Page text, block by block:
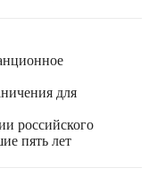
для
российского
пять лет